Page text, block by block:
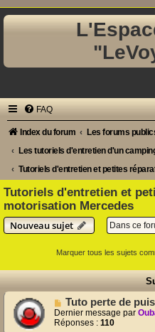
FAQ
Index du forum
Les forums
Les tutoriels d'entretien d'un
Tutoriels d'entretien et petites
Tutoriels d'entretien et
motorisation Mercedes
Nouveau sujet
Marquer tous les sujets
Tuto perte de
Dernier message par
Réponses : 110